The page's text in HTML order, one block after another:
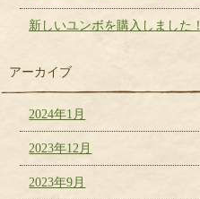
新しいユンボを購入しました！
アーカイブ
2024年1月
2023年12月
2023年9月